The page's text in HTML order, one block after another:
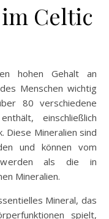
Celtic
hohen Gehalt an
Menschen wichtig
80 verschiedene
einschließlich
Diese Mineralien sind
und können vom
werden als die in
Mineralien.
Mineral, das
spielt,